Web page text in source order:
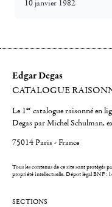
10 janvier 1982
Edgar Degas
CATALOGUE
Le 1er catalogue raisonné en
Degas par Michel Schulman,
75014 Paris - France
Tous les contenus de ce site sont protégés
propriété intellectuelle.Dépot légal BNF :
SECTIONS